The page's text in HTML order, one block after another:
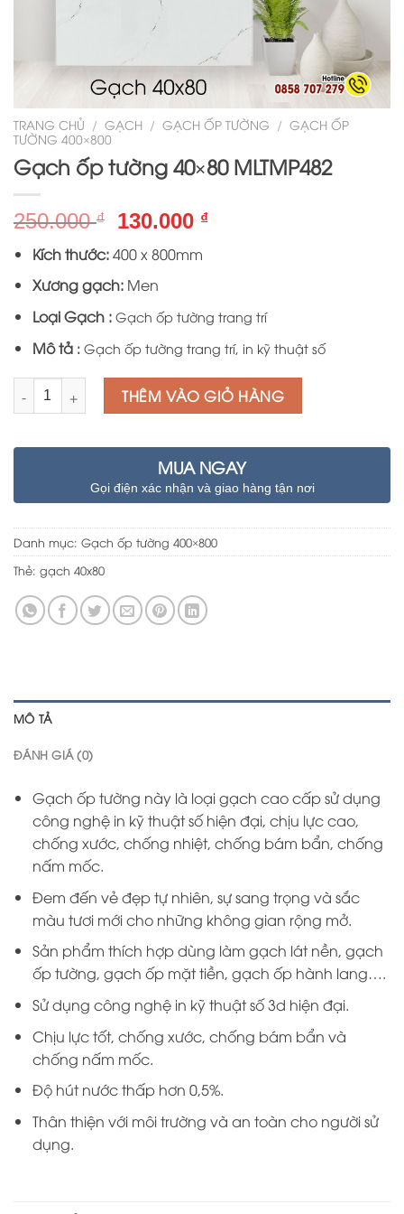
TRANG CHỦ / GẠCH / GẠCH ỐP TƯỜNG / GẠCH ỐP
TƯỜNG 400×800
Gạch ốp tường 40×80 MLTMP482
250.000₫
Giá
là:
250.000 ₫.
130.000 ₫Giá
130.000 ₫.
Kích thước:400 x 800mm
Xương gạch:Men
Loại Gạch : Gạch ốp tường trang trí
Mô tả : Gạch ốp tường trang trí, in kỹ thuật số
Số lượng THÊM VÀO GIỎ HÀNG
MUA NGAY
Gọi điện xác nhận và giao hàng tận nơi
Danh mục: Gạch ốp tường 400×800
Thẻ: gạch 40x80
MÔ TẢ
ĐÁNH GIÁ (0)
Gạch ốp tường này là loại gạch cao cấp sử dụng
công nghệ in kỹ thuật số hiện đại, chịu lực cao,
chống xước, chống nhiệt, chống bám bẩn, chống
nấm mốc.
Đem đến vẻ đẹp tự nhiên, sự sang trọng và sắc
màu tươi mới cho những không gian rộng mở.
Sản phẩm thích hợp dùng làm gạch lát nền, gạch
ốp tường, gạch ốp mặt tiền, gạch ốp hành lang….
Sử dụng công nghệ in kỹ thuật số 3d hiện đại.
Chịu lực tốt, chống xước, chống bám bẩn và
chống nấm mốc.
Độ hút nước thấp hơn 0,5%.
Thân thiện với môi trường và an toàn cho người sử
dụng.